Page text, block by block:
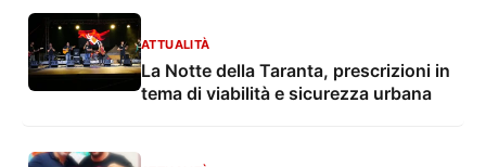
ATTUALITÀ
La Notte della Taranta, prescrizioni in
tema di viabilità e sicurezza urbana